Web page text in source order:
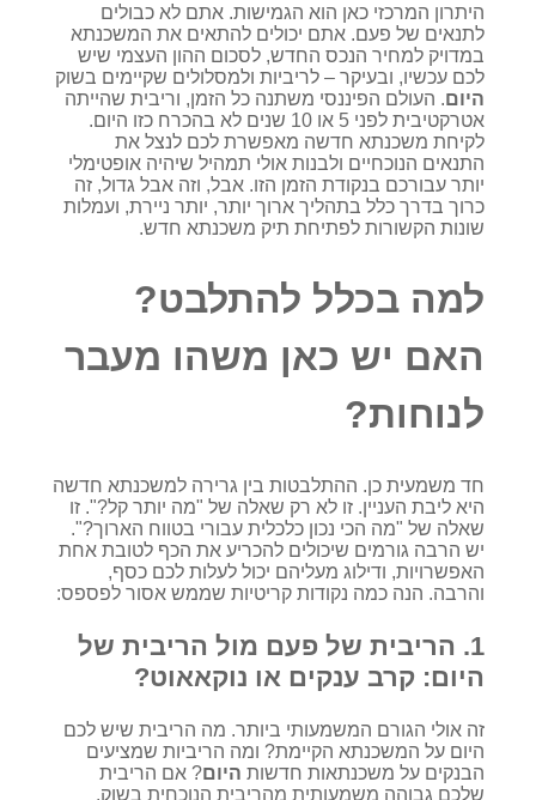
היתרון המרכזי כאן הוא הגמישות. אתם לא כבולים
לתנאים של פעם. אתם יכולים להתאים את המשכנתא
במדויק למחיר הנכס החדש, לסכום ההון העצמי שיש
לכם עכשיו, ובעיקר – לריביות ולמסלולים שקיימים בשוק
היום. העולם הפיננסי משתנה כל הזמן, וריבית שהייתה
אטרקטיבית לפני 5 או 10 שנים לא בהכרח כזו היום.
לקיחת משכנתא חדשה מאפשרת לכם לנצל את
התנאים הנוכחיים ולבנות אולי תמהיל שיהיה אופטימלי
יותר עבורכם בנקודת הזמן הזו. אבל, וזה אבל גדול, זה
כרוך בדרך כלל בתהליך ארוך יותר, יותר ניירת, ועמלות
שונות הקשורות לפתיחת תיק משכנתא חדש.
למה בכלל להתלבט?
האם יש כאן משהו מעבר
לנוחות?
חד משמעית כן. ההתלבטות בין גרירה למשכנתא חדשה
היא ליבת העניין. זו לא רק שאלה של "מה יותר קל?". זו
שאלה של "מה הכי נכון כלכלית עבורי בטווח הארוך?".
יש הרבה גורמים שיכולים להכריע את הכף לטובת אחת
האפשרויות, ודילוג מעליהם יכול לעלות לכם כסף,
והרבה. הנה כמה נקודות קריטיות שממש אסור לפספס:
1. הריבית של פעם מול הריבית של
היום: קרב ענקים או נוקאאוט?
זה אולי הגורם המשמעותי ביותר. מה הריבית שיש לכם
היום על המשכנתא הקיימת? ומה הריביות שמציעים
הבנקים על משכנתאות חדשות היום? אם הריבית
שלכם גבוהה משמעותית מהריבית הנוכחית בשוק,